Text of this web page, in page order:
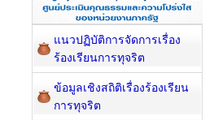
แนวปฏิบัติการจัดการเรื่อง
ร้องเรียนการทุจริต
ข้อมูลเชิงสถิติเรื่องร้องเรียน
การทุจริต